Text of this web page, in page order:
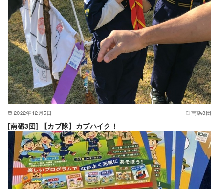
2022年12月5日 南砺3団
[南砺3団] 【カブ隊】カブハイク！